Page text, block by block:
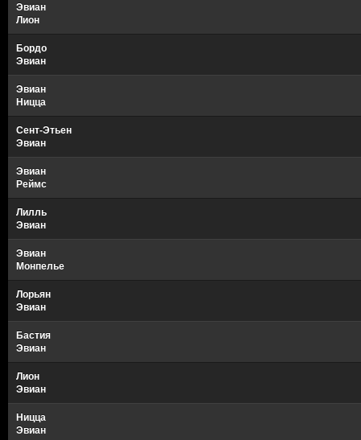
Эвиан
Лион
Бордо
Эвиан
Эвиан
Ницца
Сент-Этьен
Эвиан
Эвиан
Реймс
Лилль
Эвиан
Эвиан
Монпелье
Лорьян
Эвиан
Бастия
Эвиан
Лион
Эвиан
Ницца
Эвиан